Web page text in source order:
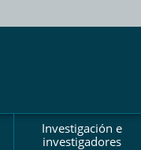
Investigación e
investigadores